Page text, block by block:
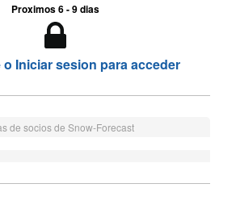
Proximos 6 - 9 dias
Iniciar sesion para acceder
de socios de Snow-Forecast